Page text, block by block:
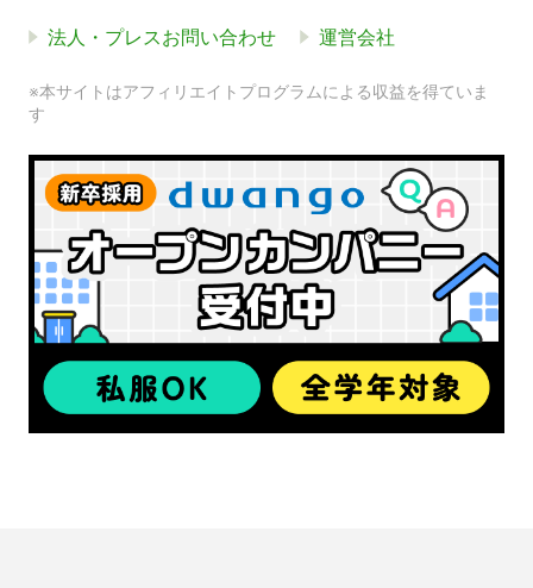
法人・プレスお問い合わせ 運営会社
※本サイトはアフィリエイトプログラムによる収益を得ていま
す